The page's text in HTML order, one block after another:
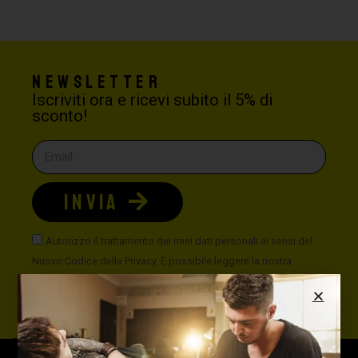
Newsletter
Iscriviti ora e ricevi subito il 5% di
sconto!
Autorizzo il trattamento dei miei dati personali ai sensi del
Nuovo Codice della Privacy. È possibile leggere la nostra
politica sulla privacy
INVIA